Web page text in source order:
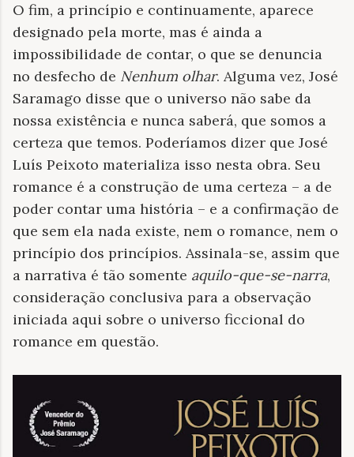
O fim, a princípio e continuamente, aparece
designado pela morte, mas é ainda a
impossibilidade de contar, o que se denuncia
no desfecho de Nenhum olhar. Alguma vez, José
Saramago disse que o universo não sabe da
nossa existência e nunca saberá, que somos a
certeza que temos. Poderíamos dizer que José
Luís Peixoto materializa isso nesta obra. Seu
romance é a construção de uma certeza – a de
poder contar uma história – e a confirmação de
que sem ela nada existe, nem o romance, nem o
princípio dos princípios. Assinala-se, assim que
a narrativa é tão somente aquilo-que-se-narra,
consideração conclusiva para a observação
iniciada aqui sobre o universo ficcional do
romance em questão.